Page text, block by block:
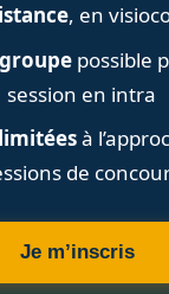
, en
possible
session en intra
à
de
Je m’inscris